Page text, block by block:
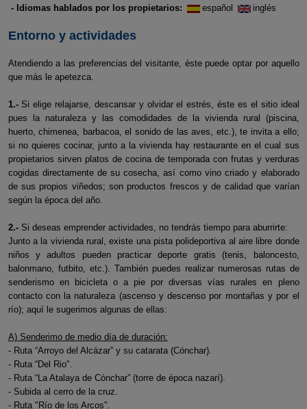
- Idiomas hablados por los propietarios: español inglés
Entorno y actividades
Atendiendo a las preferencias del visitante, éste puede optar por aquello
que más le apetezca.
1.-Si elige relajarse, descansar y olvidar el estrés, éste es el sitio ideal
pues la naturaleza y las comodidades de la vivienda rural (piscina,
huerto, chimenea, barbacoa, el sonido de las aves, etc.), te invita a ello;
si no quieres cocinar, junto a la vivienda hay restaurante en el cual sus
propietarios sirven platos de cocina de temporada con frutas y verduras
cogidas directamente de su cosecha, así como vino criado y elaborado
de sus propios viñedos; son productos frescos y de calidad que varían
según la época del año.
2.-Si deseas emprender actividades, no tendrás tiempo para aburrirte:
Junto a la vivienda rural, existe una pista polideportiva al aire libre donde
niños y adultos pueden practicar deporte gratis (tenis, baloncesto,
balonmano, futbito, etc.). También puedes realizar numerosas rutas de
senderismo en bicicleta o a pie por diversas vías rurales en pleno
contacto con la naturaleza (ascenso y descenso por montañas y por el
río); aquí le sugerimos algunas de ellas:
A) Senderimo de medio día de duración:
- Ruta “Arroyo del Alcázar” y su catarata (Cónchar).
- Ruta “Del Rio".
- Ruta “La Atalaya de Cónchar” (torre de época nazarí).
- Subida al cerro de la cruz.
- Ruta "Río de los Arcos".